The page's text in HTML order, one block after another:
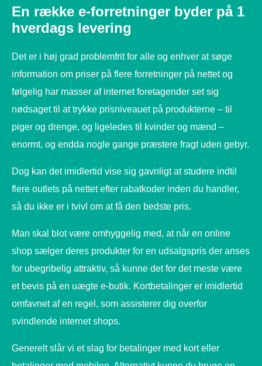
En række e-forretninger byder på 1
hverdags levering
Det er i høj grad problemfrit for alle og enhver at søge
information om priser på flere forretninger på nettet og
følgelig har masser af internet foretagender set sig
nødsaget til at trykke prisniveauet på produkterne – til
piger og drenge, og ligeledes til kvinder og mænd –
enormt, og endda nogle gange præstere fragt uden gebyr.
Dog kan det imidlertid vise sig gavnligt at studere indtil
flere outlets på nettet efter rabatkoder inden du handler,
så du ikke er i tvivl om at få den bedste pris.
Man skal blot være omhyggelig med, at når en online
shop sælger deres produkter for en udsalgspris der anses
for ubegribelig attraktiv, så kunne det for det meste være
et bevis på en uægte e-butik. Kortbetalinger er imidlertid
omfavnet af en regel, som assisterer dig overfor
svindlende internet shops.
Generelt slår vi et slag for betalinger med kort eller